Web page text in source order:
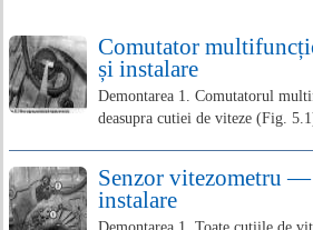
Comutator
și instalare
Demontarea 1. Comutatorul
deasupra cutiei de viteze (Fig.
Senzor vitezometru —
instalare